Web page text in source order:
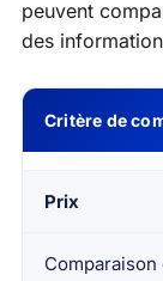
peuvent
des
Critère de
Prix